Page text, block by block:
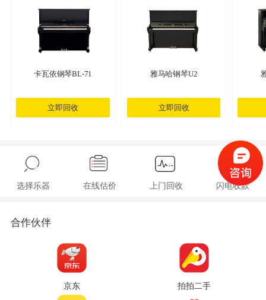
卡瓦依钢琴BL-71
立即回收
雅马哈钢琴U2
立即回收
选择乐器 在线估价 上门回收 闪电收款
合作伙伴
京东 拍拍二手